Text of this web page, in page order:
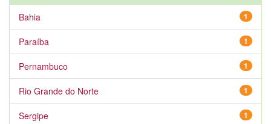
1
Bahia
1
Paraíba
1
Pernambuco
1
Rio Grande do Norte
1
Sergipe